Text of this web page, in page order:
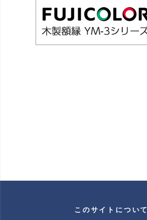
このサイトについて